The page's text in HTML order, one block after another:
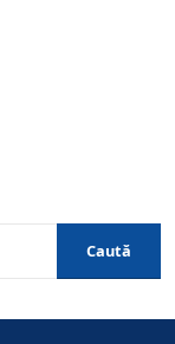
Caută